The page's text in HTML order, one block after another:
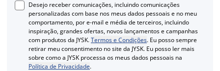
Desejo receber comunicações, incluindo comunicações
personalizadas com base nos meus dados pessoais e no meu
comportamento, por e-mail e média de terceiros, incluindo
inspiração, grandes ofertas, novos lançamentos e campanhas
com produtos da JYSK.Termos e Condições. Eu posso sempre
retirar meu consentimento no site da JYSK. Eu posso ler mais
sobre como a JYSK processa os meus dados pessoais na
Política de Privacidade.